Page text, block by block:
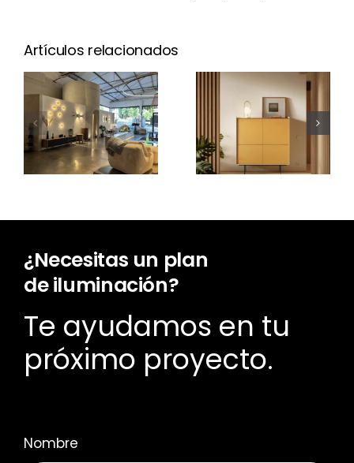
Artículos relacionados
¿Cuánto
cuesta un
proyecto
de
iluminación?
Nuevo Aura
Open
Frame
¿Necesitas un plan
de iluminación?
Te ayudamos en tu
próximo proyecto.
Nombre